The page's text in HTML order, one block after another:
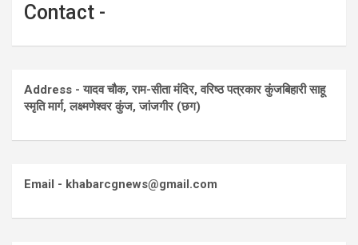
Contact -
Address - यादव चौक, राम-सीता मंदिर, वरिष्ठ पत्रकार कुंजबिहारी साहू
स्मृति मार्ग, लक्ष्मणेश्वर कुंज, जांजगीर (छग)
Email - khabarcgnews@gmail.com